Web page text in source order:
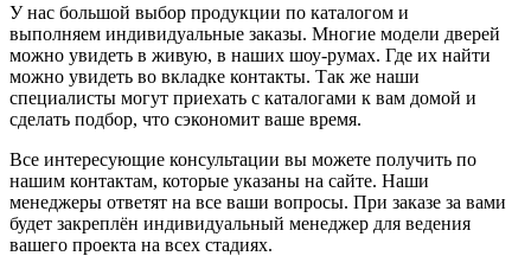
У нас большой выбор продукции по каталогом и
выполняем индивидуальные заказы. Многие модели дверей
можно увидеть в живую, в наших шоу-румах. Где их найти
можно увидеть во вкладке контакты. Так же наши
специалисты могут приехать с каталогами к вам домой и
сделать подбор, что сэкономит ваше время.
Все интересующие консультации вы можете получить по
нашим контактам, которые указаны на сайте. Наши
менеджеры ответят на все ваши вопросы. При заказе за вами
будет закреплён индивидуальный менеджер для ведения
вашего проекта на всех стадиях.